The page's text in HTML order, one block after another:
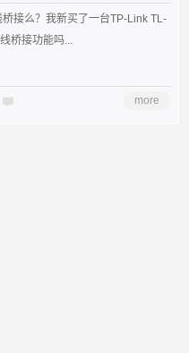
接么？我新买了一台TP-Link TL-
桥接功能吗...
more